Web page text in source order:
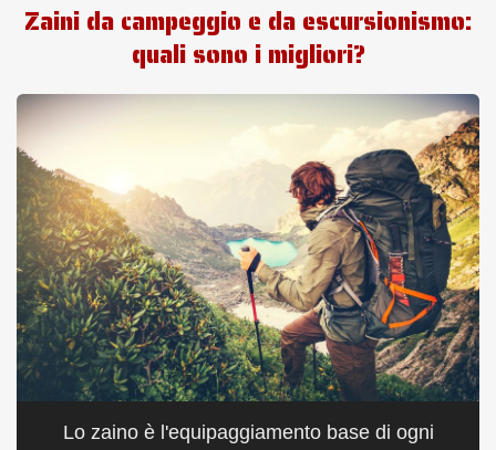
Zaini da campeggio e da escursionismo:
quali sono i migliori?
Lo zaino è l'equipaggiamento base di ogni